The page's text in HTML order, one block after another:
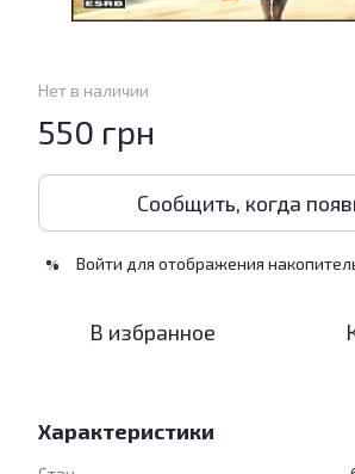
Нет в наличии
550 грн
Сообщить, когда
% Войти для отображения
В избранное
Характеристики